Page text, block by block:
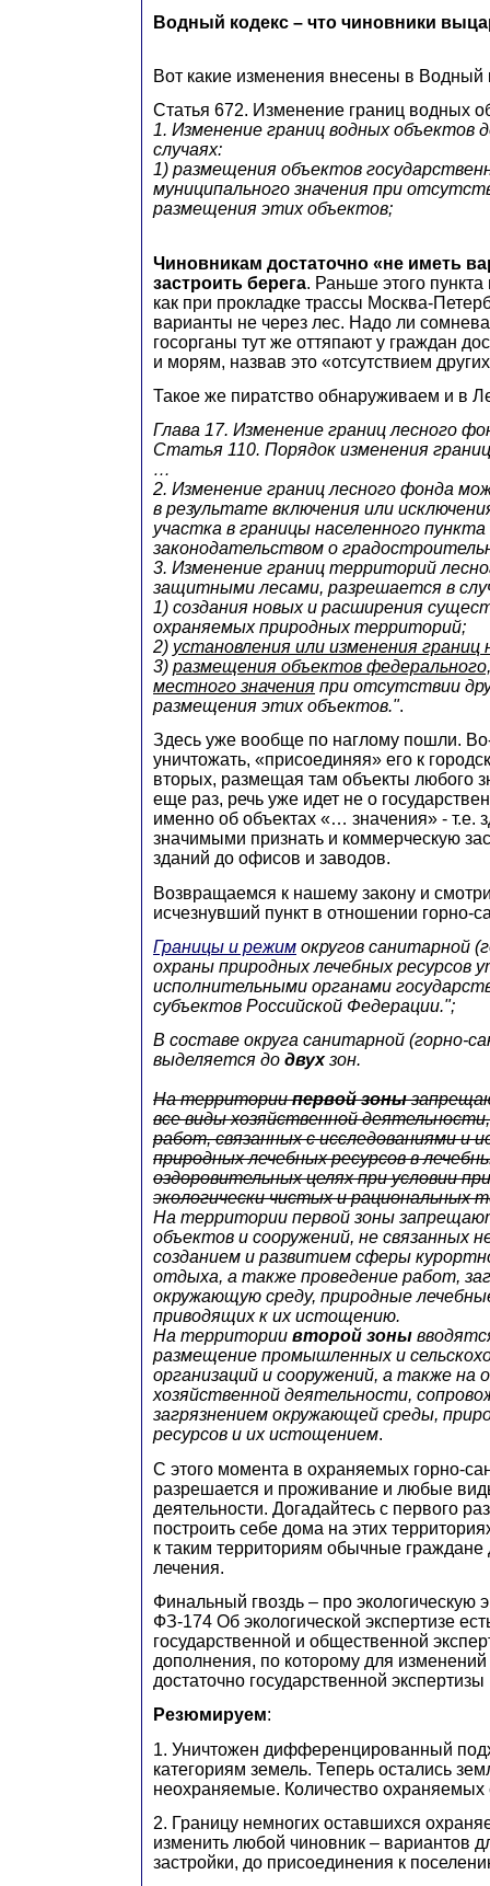
Водный кодекс – что чиновники
Вот какие изменения внесены в Водный
Статья 672. Изменение границ водных
1. Изменение границ водных объектов
случаях:
1) размещения объектов
муниципального значения при
размещения этих объектов;
Чиновникам достаточно «не иметь
застроить берега. Раньше этого
как при прокладке трассы Москва-
варианты не через лес. Надо ли
госорганы тут же оттяпают у граждан
и морям, назвав это «отсутствием
Такое же пиратство обнаруживаем и в
Глава 17. Изменение границ лесного
Статья 110. Порядок изменения
…
2. Изменение границ лесного фонда
в результате включения или
участка в границы населенного
законодательством о
3. Изменение границ территорий
защитными лесами, разрешается в
1) создания новых и расширения
охраняемых природных территорий;
2) установления или изменения границ
3) размещения объектов
местного значения при отсутствии
размещения этих объектов.".
Здесь уже вообще по наглому пошли.
уничтожать, «присоединяя» его к
вторых, размещая там объекты любого
еще раз, речь уже идет не о
именно об объектах «… значения» - т.е.
значимыми признать и коммерческую
зданий до офисов и заводов.
Возвращаемся к нашему закону и
исчезнувший пункт в отношении горно-
Границы и режим округов санитарной
охраны природных лечебных ресурсов
исполнительными органами
субъектов Российской Федерации.";
В составе округа санитарной (горно-
выделяется до двухзон.
На территориипервой зоны
все виды хозяйственной
работ, связанных с исследованиями и
природных лечебных ресурсов в
оздоровительных целях при условии
экологически чистых и рациональных
На территории первой зоны
объектов и сооружений, не связанных
созданием и развитием сферы
отдыха, а также проведение работ,
окружающую среду, природные
приводящих к их истощению.
На территории второй зоны
размещение промышленных и
организаций и сооружений, а также на
хозяйственной деятельности,
загрязнением окружающей среды,
ресурсов и их истощением.
С этого момента в охраняемых горно-
разрешается и проживание и любые
деятельности. Догадайтесь с первого
построить себе дома на этих
к таким территориям обычные граждане
лечения.
Финальный гвоздь – про экологическую
ФЗ-174 Об экологической экспертизе
государственной и общественной
дополнения, по которому для изменений
достаточно государственной экспертизы
Резюмируем:
1. Уничтожен дифференцированный
категориям земель. Теперь остались
неохраняемые. Количество охраняемых
2. Границу немногих оставшихся
изменить любой чиновник – вариантов
застройки, до присоединения к